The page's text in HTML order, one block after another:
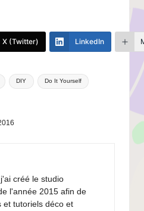
X (Twitter) LinkedIn
DIY Do It Yourself
créé le studio
l'année 2015 afin de
et tutoriels déco et